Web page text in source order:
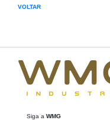
VOLTAR
Siga a WMG